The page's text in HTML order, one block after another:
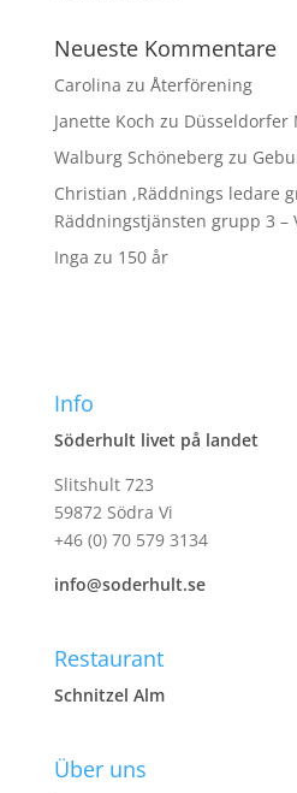
Neueste Kommentare
Carolina zu Återförening
Janette Koch zu Düsseldorfer
Walburg Schönebergzu
Christian ,Räddnings ledare
Räddningstjänsten grupp 3 –
Inga zu 150 år
Info
Söderhult livet på landet
Slitshult 723
59872 Södra Vi
+46 (0) 70 579 3134
info@soderhult.se
Restaurant
Schnitzel Alm
Über uns